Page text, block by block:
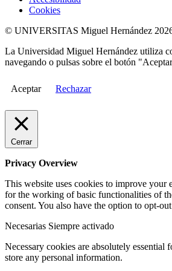
Cookies
© UNIVERSITAS Miguel Hernández
La Universidad Miguel Hernández utiliza
navegando o pulsas sobre el botón
Aceptar Rechazar
Cerrar
Privacy Overview
This website uses cookies to improve your
for the working of basic functionalities of
consent. You also have the option to opt-
Necesarias Siempre activado
Necessary cookies are absolutely
store any personal information.